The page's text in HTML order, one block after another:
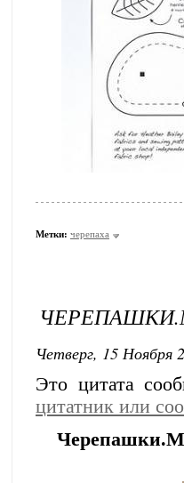
Метки: черепаха
Четверг, 15 Ноября
Это цитата
цитатник или